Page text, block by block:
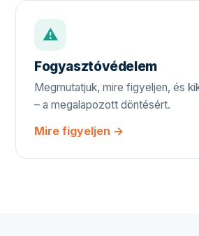
⚠️
Fogyasztóvédelem
Megmutatjuk, mire figyeljen, és
– a megalapozott döntésért.
Mire figyeljen →